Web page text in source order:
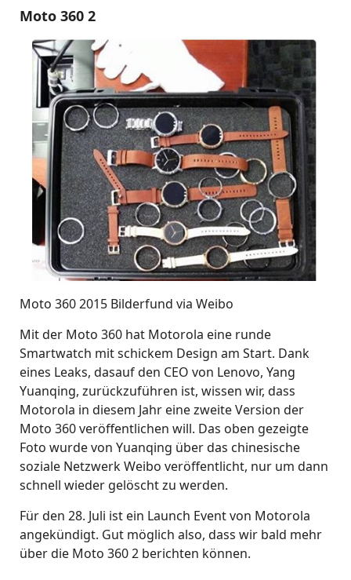
Moto 360 2
Moto 360 2015 Bilderfund via Weibo
Mit der Moto 360 hat Motorola eine runde
Smartwatch mit schickem Design am Start. Dank
eines Leaks, dasauf den CEO von Lenovo, Yang
Yuanqing, zurückzuführen ist, wissen wir, dass
Motorola in diesem Jahr eine zweite Version der
Moto 360 veröffentlichen will. Das oben gezeigte
Foto wurde von Yuanqing über das chinesische
soziale Netzwerk Weibo veröffentlicht, nur um dann
schnell wieder gelöscht zu werden.
Für den 28. Juli ist ein Launch Event von Motorola
angekündigt. Gut möglich also, dass wir bald mehr
über die Moto 360 2 berichten können.